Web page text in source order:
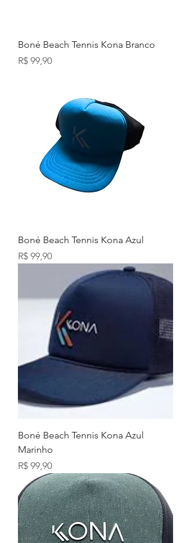
Boné Beach Tennis Kona Branco
Preço
R$ 99,90
Boné Beach Tennis Kona Azul
Preço
R$ 99,90
Boné Beach Tennis Kona Azul
Marinho
Preço
R$ 99,90